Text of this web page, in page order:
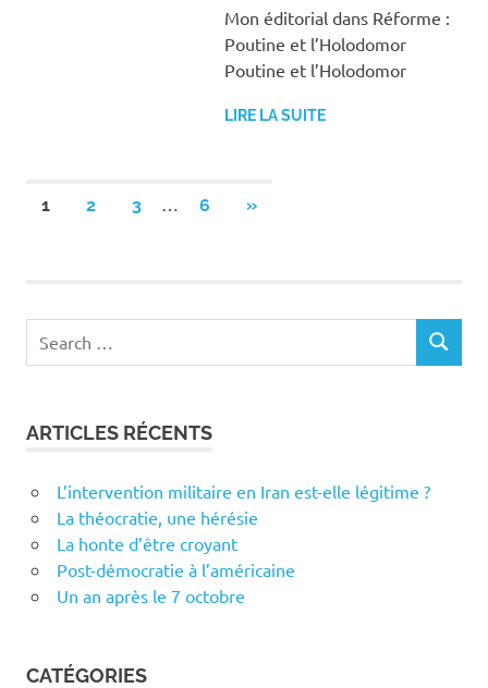
Mon éditorial dans Réforme :
Poutine et l’Holodomor
Poutine et l’Holodomor
LIRE LA SUITE
Pagination
1 2 3 … 6
NEXT
»
SEARCH
ARTICLES RÉCENTS
L’intervention militaire en Iran est-elle légitime ?
La théocratie, une hérésie
La honte d’être croyant
Post-démocratie à l’américaine
Un an après le 7 octobre
CATÉGORIES